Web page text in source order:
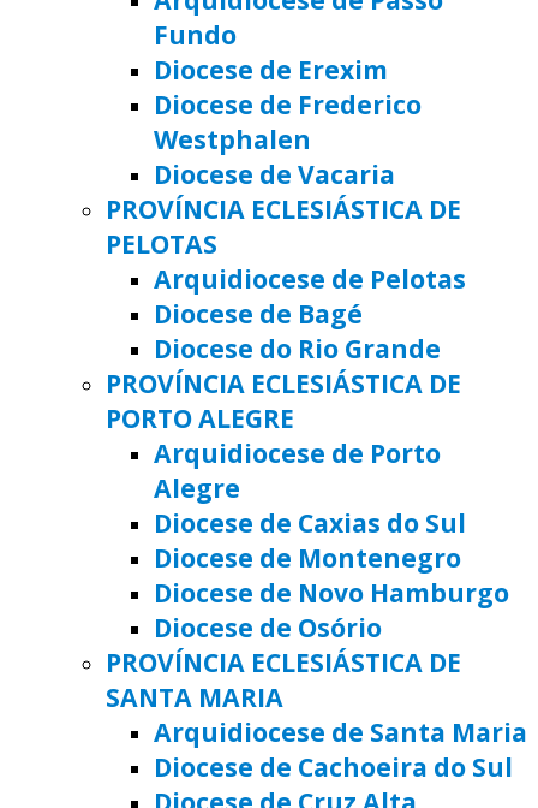
Fundo
Diocese de Erexim
Diocese de Frederico
Westphalen
Diocese de Vacaria
PROVÍNCIA ECLESIÁSTICA DE
PELOTAS
Arquidiocese de Pelotas
Diocese de Bagé
Diocese do Rio Grande
PROVÍNCIA ECLESIÁSTICA DE
PORTO ALEGRE
Arquidiocese de Porto
Alegre
Diocese de Caxias do Sul
Diocese de Montenegro
Diocese de Novo Hamburgo
Diocese de Osório
PROVÍNCIA ECLESIÁSTICA DE
SANTA MARIA
Arquidiocese de Santa Maria
Diocese de Cachoeira do Sul